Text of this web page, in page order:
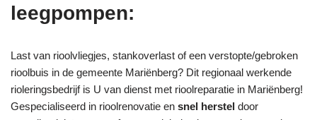
leegpompen:
Last van rioolvliegjes, stankoverlast of een verstopte/gebroken
rioolbuis in de gemeente Mariënberg? Dit regionaal werkende
rioleringsbedrijf is U van dienst met rioolreparatie in Mariënberg!
Gespecialiseerd in rioolrenovatie en snel herstel door